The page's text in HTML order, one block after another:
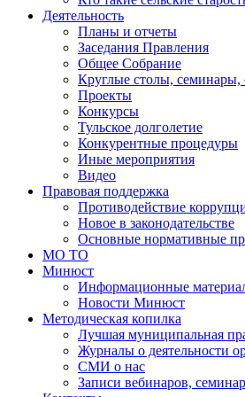
Деятельность
Планы и отчеты
Заседания Правления
Общее Собрание
Круглые столы, семинары,
Проекты
Конкурсы
Тульское долголетие
Конкурентные процедуры
Иные мероприятия
Видео
Правовая поддержка
Противодействие
Новое в законодательстве
Основные нормативные
МО ТО
Минюст
Информационные
Новости Минюст
Методическая копилка
Лучшая муниципальная
Журналы о деятельности
СМИ о нас
Записи вебинаров,